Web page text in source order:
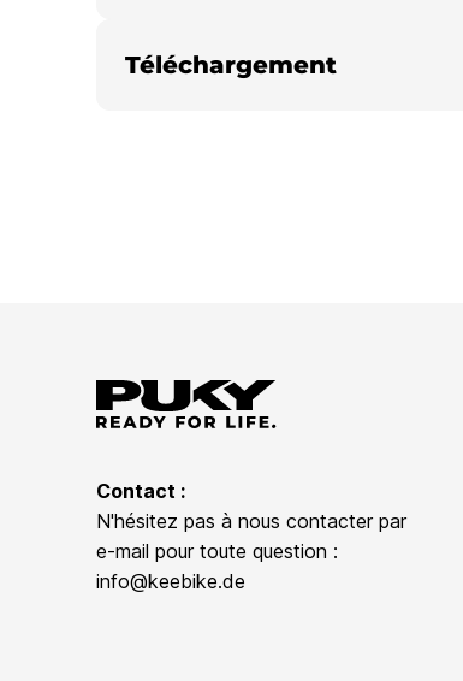
Téléchargement
Contact :
N'hésitez pas à nous contacter par
e-mail pour toute question :
info@keebike.de